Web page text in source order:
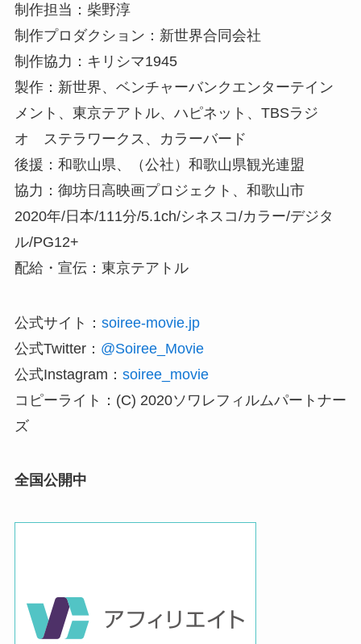
制作担当：柴野淳
制作プロダクション：新世界合同会社
制作協力：キリシマ1945
製作：新世界、ベンチャーバンクエンターテイン
メント、東京テアトル、ハピネット、TBSラジ
オ ステラワークス、カラーバード
後援：和歌山県、（公社）和歌山県観光連盟
協力：御坊日高映画プロジェクト、和歌山市
2020年/日本/111分/5.1ch/シネスコ/カラー/デジタ
ル/PG12+
配給・宣伝：東京テアトル
公式サイト： soiree-movie.jp
公式Twitter： @Soiree_Movie
公式Instagram： soiree_movie
コピーライト：(C) 2020ソワレフィルムパートナー
ズ
全国公開中